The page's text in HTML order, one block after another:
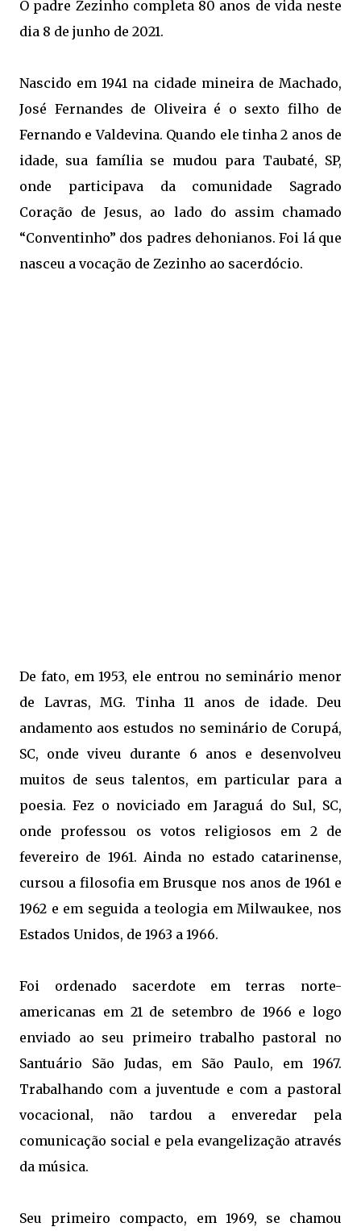
O padre Zezinho completa 80 anos de vida neste
dia 8 de junho de 2021.
Nascido em 1941 na cidade mineira de Machado,
José Fernandes de Oliveira é o sexto filho de
Fernando e Valdevina. Quando ele tinha 2 anos de
idade, sua família se mudou para Taubaté, SP,
onde participava da comunidade Sagrado
Coração de Jesus, ao lado do assim chamado
“Conventinho” dos padres dehonianos. Foi lá que
nasceu a vocação de Zezinho ao sacerdócio.
De fato, em 1953, ele entrou no seminário menor
de Lavras, MG. Tinha 11 anos de idade. Deu
andamento aos estudos no seminário de Corupá,
SC, onde viveu durante 6 anos e desenvolveu
muitos de seus talentos, em particular para a
poesia. Fez o noviciado em Jaraguá do Sul, SC,
onde professou os votos religiosos em 2 de
fevereiro de 1961. Ainda no estado catarinense,
cursou a filosofia em Brusque nos anos de 1961 e
1962 e em seguida a teologia em Milwaukee, nos
Estados Unidos, de 1963 a 1966.
Foi ordenado sacerdote em terras norte-
americanas em 21 de setembro de 1966 e logo
enviado ao seu primeiro trabalho pastoral no
Santuário São Judas, em São Paulo, em 1967.
Trabalhando com a juventude e com a pastoral
vocacional, não tardou a enveredar pela
comunicação social e pela evangelização através
da música.
Seu primeiro compacto, em 1969, se chamou